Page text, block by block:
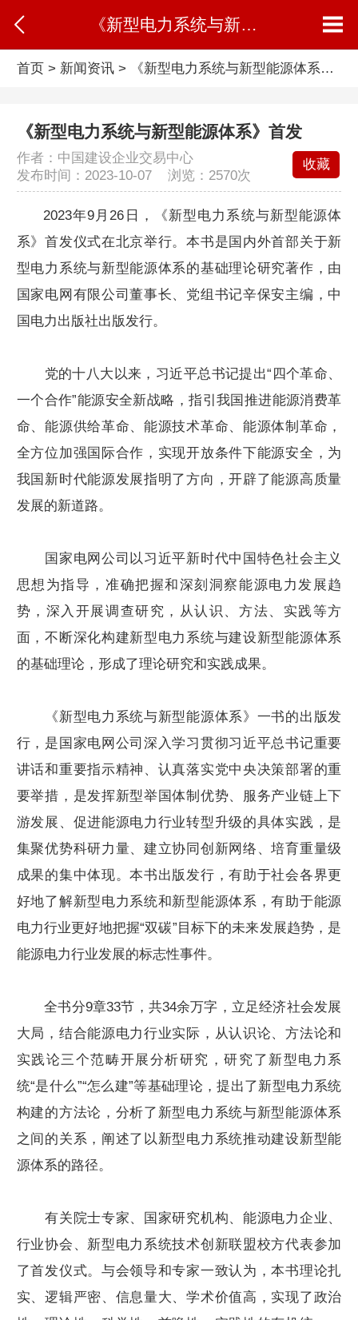
《新型电力系统与新型能源体系》首发
首页> 新闻资讯> 《新型电力系统与新型能源体系》首发
《新型电力系统与新型能源体系》首发
作者：中国建设企业交易中心
发布时间：2023-10-07 浏览： 2570次
收藏
2023年9月26日，《新型电力系统与新型能源体
系》首发仪式在北京举行。本书是国内外首部关于新
型电力系统与新型能源体系的基础理论研究著作，由
国家电网有限公司董事长、党组书记辛保安主编，中
国电力出版社出版发行。
党的十八大以来，习近平总书记提出“四个革命、
一个合作”能源安全新战略，指引我国推进能源消费革
命、能源供给革命、能源技术革命、能源体制革命，
全方位加强国际合作，实现开放条件下能源安全，为
我国新时代能源发展指明了方向，开辟了能源高质量
发展的新道路。
国家电网公司以习近平新时代中国特色社会主义
思想为指导，准确把握和深刻洞察能源电力发展趋
势，深入开展调查研究，从认识、方法、实践等方
面，不断深化构建新型电力系统与建设新型能源体系
的基础理论，形成了理论研究和实践成果。
《新型电力系统与新型能源体系》一书的出版发
行，是国家电网公司深入学习贯彻习近平总书记重要
讲话和重要指示精神、认真落实党中央决策部署的重
要举措，是发挥新型举国体制优势、服务产业链上下
游发展、促进能源电力行业转型升级的具体实践，是
集聚优势科研力量、建立协同创新网络、培育重量级
成果的集中体现。本书出版发行，有助于社会各界更
好地了解新型电力系统和新型能源体系，有助于能源
电力行业更好地把握“双碳”目标下的未来发展趋势，是
能源电力行业发展的标志性事件。
全书分9章33节，共34余万字，立足经济社会发展
大局，结合能源电力行业实际，从认识论、方法论和
实践论三个范畴开展分析研究，研究了新型电力系
统“是什么”“怎么建”等基础理论，提出了新型电力系统
构建的方法论，分析了新型电力系统与新型能源体系
之间的关系，阐述了以新型电力系统推动建设新型能
源体系的路径。
有关院士专家、国家研究机构、能源电力企业、
行业协会、新型电力系统技术创新联盟校方代表参加
了首发仪式。与会领导和专家一致认为，本书理论扎
实、逻辑严密、信息量大、学术价值高，实现了政治